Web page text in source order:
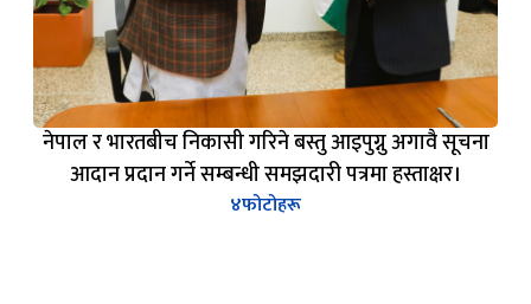
नेपाल र भारतबीच निकासी गरिने बस्तु आइपुग्नु अगावै सूचना
आदान प्रदान गर्ने सम्बन्धी समझदारी पत्रमा हस्ताक्षर।
४फोटोहरू